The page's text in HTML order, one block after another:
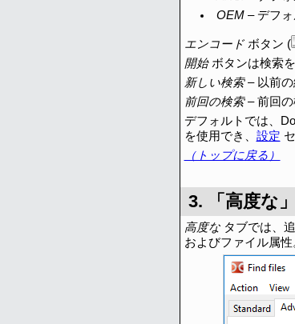
OEM– デフォ
エンコードボタン (
開始ボタンは検索を
新しい検索– 以前の
前回の検索– 前回の
デフォルトでは、
を使用でき、 設定
（トップに戻る）
3. 「高度な
高度なタブでは、
およびファイル属性